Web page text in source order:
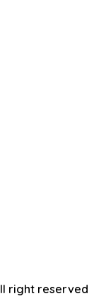
right reserved